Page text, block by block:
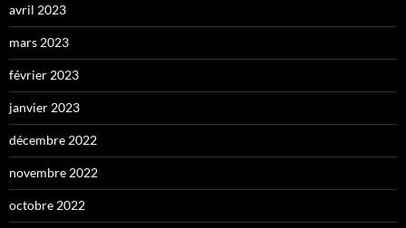
avril 2023
mars 2023
février 2023
janvier 2023
décembre 2022
novembre 2022
octobre 2022